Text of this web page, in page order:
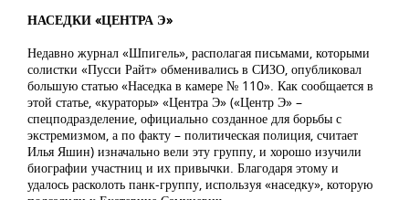
НАСЕДКИ «ЦЕНТРА Э»
Недавно журнал «Шпигель», располагая письмами, которыми
солистки «Пусси Райт» обменивались в СИЗО, опубликовал
большую статью «Наседка в камере № 110». Как сообщается в
этой статье, «кураторы» «Центра Э» («Центр Э» –
спецподразделение, официально созданное для борьбы с
экстремизмом, а по факту – политическая полиция, считает
Илья Яшин) изначально вели эту группу, и хорошо изучили
биографии участниц и их привычки. Благодаря этому и
удалось расколоть панк-группу, используя «наседку», которую